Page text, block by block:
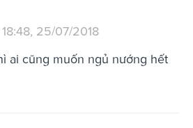
25/07/2018
ai cũng muốn ngủ nướng hết